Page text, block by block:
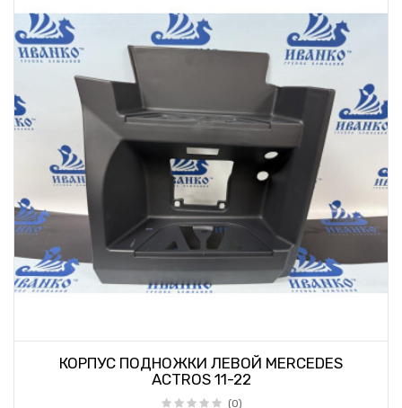
КОРПУС ПОДНОЖКИ ЛЕВОЙ MERCEDES
ACTROS 11-22
(0)